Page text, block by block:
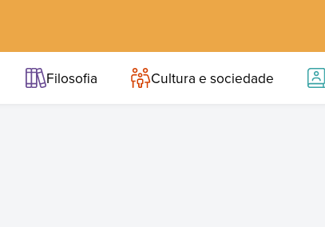
Filosofia Cultura e sociedade